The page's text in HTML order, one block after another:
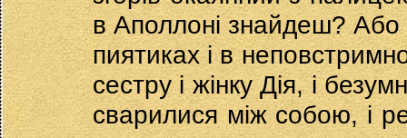
в Аполлоні знайдеш? Або
пиятиках і в
сестру і жінку Дія, і
сварилися між собою, і